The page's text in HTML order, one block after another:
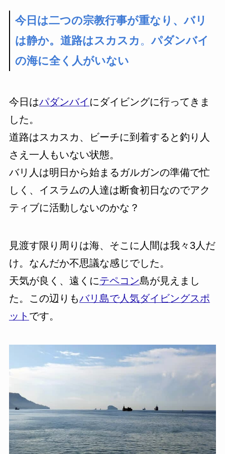
今日は二つの宗教行事が重なり、バリ
は静か。道路はスカスカ 。パダンバイ
の海に全く人がいない
今日はパダンバイ にダイビングに行ってきま
した。
道路はスカスカ、ビーチに到着すると釣り人
さえ一人もいない状態。
バリ人は明日から始まるガルガンの準備で忙
しく、イスラムの人達は断食初日なのでアク
ティブに活動しないのかな？
見渡す限り周りは海、そこに人間は我々3人だ
け。なんだか不思議な感じでした。
天気が良く、遠くにテペコン島が見えまし
た。この辺りもバリ島で人気ダイビングスポ
ット です。